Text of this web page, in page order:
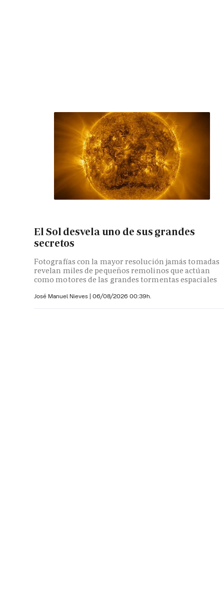
El Sol desvela uno de sus grandes
secretos
Fotografías con la mayor resolución jamás tomadas
revelan miles de pequeños remolinos que actúan
como motores de las grandes tormentas espaciales
José Manuel Nieves | 06/08/2026 00:39h.